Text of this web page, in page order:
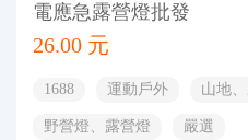
電應急露營燈批發
26.00 元
1688 運動戶外 山地
野營燈、露營燈
嚴選